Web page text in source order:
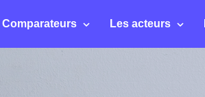
Comparateurs Les acteurs